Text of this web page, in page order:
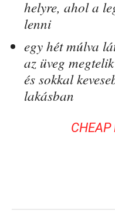
helyre, ahol a
lenni
egy hét múlva
az üveg
és sokkal
lakásban
CHEAP